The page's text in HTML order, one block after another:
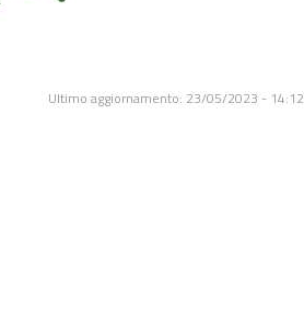
Ultimo aggiornamento: 23/05/2023 - 14:12